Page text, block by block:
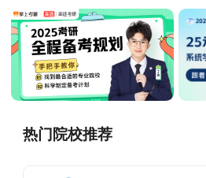
热门院校推荐